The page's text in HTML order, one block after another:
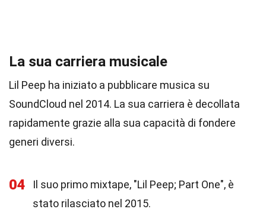
La sua carriera musicale
Lil Peep ha iniziato a pubblicare musica su
SoundCloud nel 2014. La sua carriera è decollata
rapidamente grazie alla sua capacità di fondere
generi diversi.
04
Il suo primo mixtape, "Lil Peep; Part One", è
stato rilasciato nel 2015.